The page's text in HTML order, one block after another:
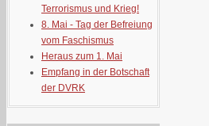
Terrorismus und Krieg!
8. Mai - Tag der Befreiung
vom Faschismus
Heraus zum 1. Mai
Empfang in der Botschaft
der DVRK